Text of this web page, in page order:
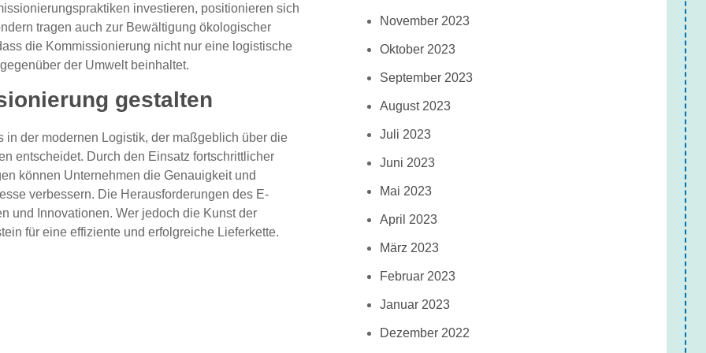
investieren, positionieren sich
tragen auch zur Bewältigung ökologischer
die Kommissionierung nicht nur eine logistische
der Umwelt beinhaltet.
gestalten
der modernen Logistik, der maßgeblich über die
entscheidet. Durch den Einsatz fortschrittlicher
können Unternehmen die Genauigkeit und
verbessern. Die Herausforderungen des E-
und Innovationen. Wer jedoch die Kunst der
für eine effiziente und erfolgreiche Lieferkette.
November 2023
Oktober 2023
September 2023
August 2023
Juli 2023
Juni 2023
Mai 2023
April 2023
März 2023
Februar 2023
Januar 2023
Dezember 2022